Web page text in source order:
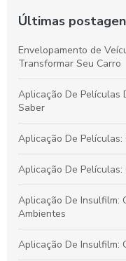
Últimas
Envelopamento de
Transformar Seu Carro
Aplicação De Películas
Saber
Aplicação De
Aplicação De Películas:
Aplicação De Insulfilm:
Ambientes
Aplicação De Insulfilm: